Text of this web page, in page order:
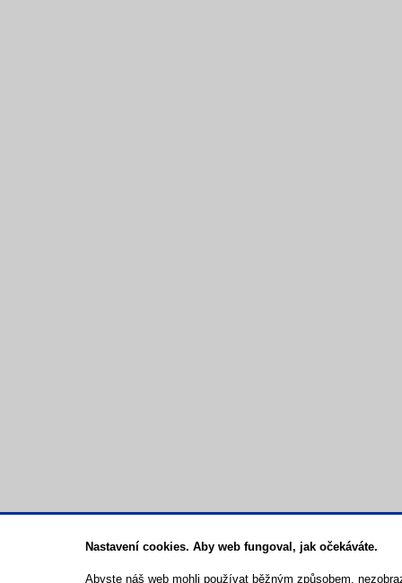
Nastavení cookies. Aby web fungoval, jak očekáváte.
Abyste náš web mohli používat běžným způsobem,